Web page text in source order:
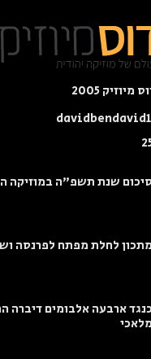
2005
סיכום שנת תשפ"ה במוזיקה
מתכון לחלת מפתח לפרנסה
כנגד ארבעה אלבומים דיברה
מלאכי